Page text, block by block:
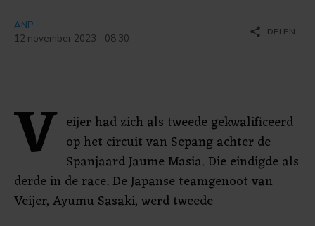
ANP
12 november 2023 - 08:30
share DELEN
V eijer had zich als tweede gekwalificeerd
op het circuit van Sepang achter de
Spanjaard Jaume Masia. Die eindigde als
derde in de race. De Japanse teamgenoot van
Veijer, Ayumu Sasaki, werd tweede